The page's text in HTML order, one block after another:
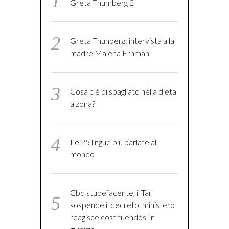
Greta Thumberg 2
Greta Thunberg: intervista alla
madre Malena Ernman
Cosa c’è di sbagliato nella dieta
a zona?
Le 25 lingue più parlate al
mondo
Cbd stupefacente, il Tar
sospende il decreto, ministero
reagisce costituendosi in